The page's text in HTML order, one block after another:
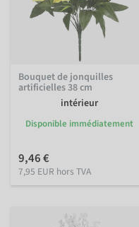
Bouquet de jonquilles
artificielles 38 cm
intérieur
Disponible immédiatement
9,46 €
7,95 EUR hors TVA